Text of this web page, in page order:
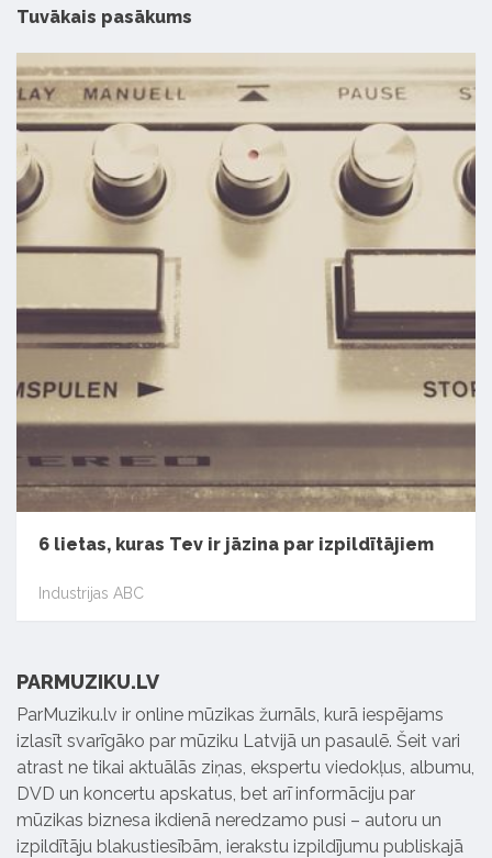
Tuvākais pasākums
6 lietas, kuras Tev ir jāzina par izpildītājiem
Industrijas ABC
PARMUZIKU.LV
ParMuziku.lv ir online mūzikas žurnāls, kurā iespējams
izlasīt svarīgāko par mūziku Latvijā un pasaulē. Šeit vari
atrast ne tikai aktuālās ziņas, ekspertu viedokļus, albumu,
DVD un koncertu apskatus, bet arī informāciju par
mūzikas biznesa ikdienā neredzamo pusi – autoru un
izpildītāju blakustiesībām, ierakstu izpildījumu publiskajā